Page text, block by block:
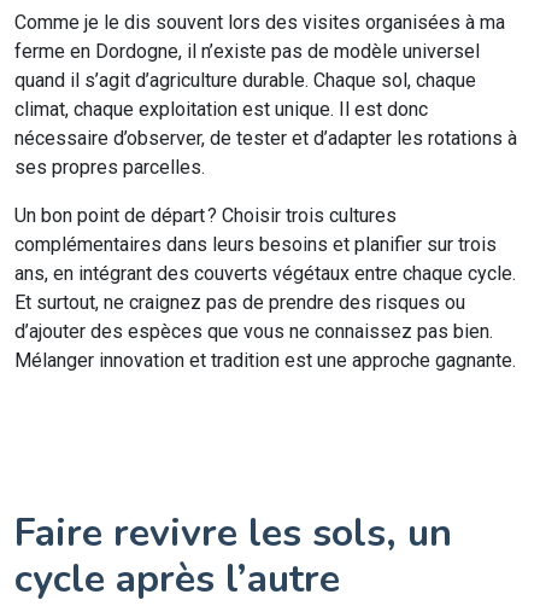
Comme je le dis souvent lors des visites organisées à ma
ferme en Dordogne, il n’existe pas de modèle universel
quand il s’agit d’agriculture durable. Chaque sol, chaque
climat, chaque exploitation est unique. Il est donc
nécessaire d’observer, de tester et d’adapter les rotations à
ses propres parcelles.
Un bon point de départ ? Choisir trois cultures
complémentaires dans leurs besoins et planifier sur trois
ans, en intégrant des couverts végétaux entre chaque cycle.
Et surtout, ne craignez pas de prendre des risques ou
d’ajouter des espèces que vous ne connaissez pas bien.
Mélanger innovation et tradition est une approche gagnante.
Faire revivre les sols, un
cycle après l’autre